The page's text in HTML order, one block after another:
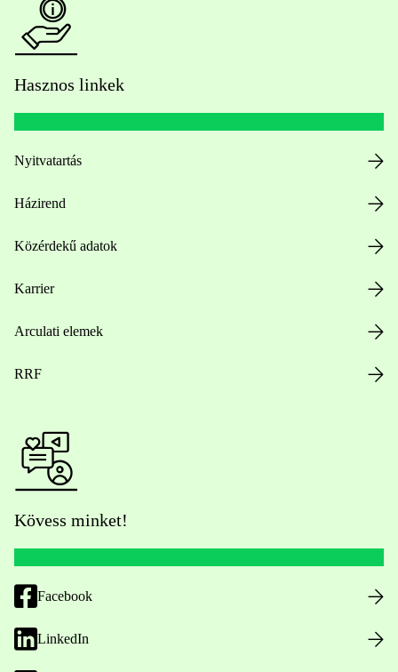
Hasznos linkek
Nyitvatartás
Házirend
Közérdekű adatok
Karrier
Arculati elemek
RRF
Kövess minket!
Facebook
LinkedIn